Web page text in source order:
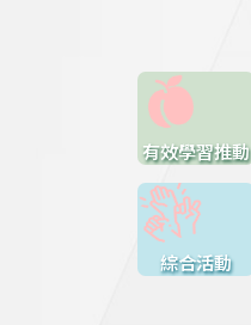
有效學習推動
綜合活動